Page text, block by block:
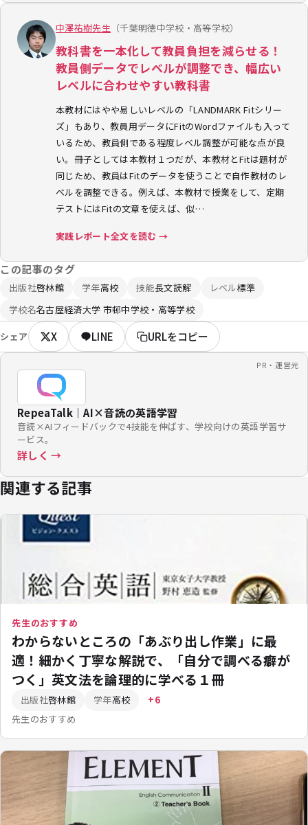
中澤祐樹先生 （千葉明徳中学校・高等学校）
教科書を一本化して教員負担を減らせる！
教員側データでレベルが調整でき、幅広い
レベルに合わせやすい教科書
本教材にはやや易しいレベルの「LANDMARK Fitシリー
ズ」もあり、教員用データにFitのWordファイルも入って
いるため、教員側である程度レベル調整が可能な点が良
い。冊子としては本教材１つだが、本教材とFitは題材が
同じため、教員はFitのデータを使うことで自作教材のレ
ベルを調整できる。例えば、本教材で授業をして、定期
テストにはFitの文章を使えば、似…
実践レポート全文を読む →
この記事のタグ
出版社啓林館 学年高校 技能長文読解 レベル標準
学校名名古屋経済大学 市邨中学校・高等学校
シェア X LINE URLをコピー
PR・運営元
RepeaTalk｜AI×音読の英語学習
音読×AIフィードバックで4技能を伸ばす、学校向けの英語学習サ
ービス。
詳しく →
関連する記事
先生のおすすめ
わからないところの「あぶり出し作業」に最
適！細かく丁寧な解説で、「自分で調べる癖が
つく」英文法を論理的に学べる１冊
出版社啓林館 学年高校 +6
先生のおすすめ